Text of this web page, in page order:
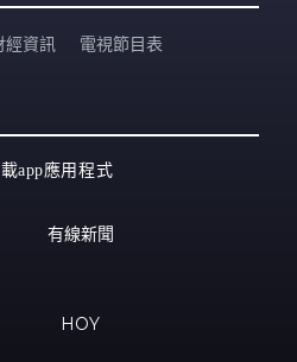
經資訊 電視節目表
app應用程式
有線新聞
HOY